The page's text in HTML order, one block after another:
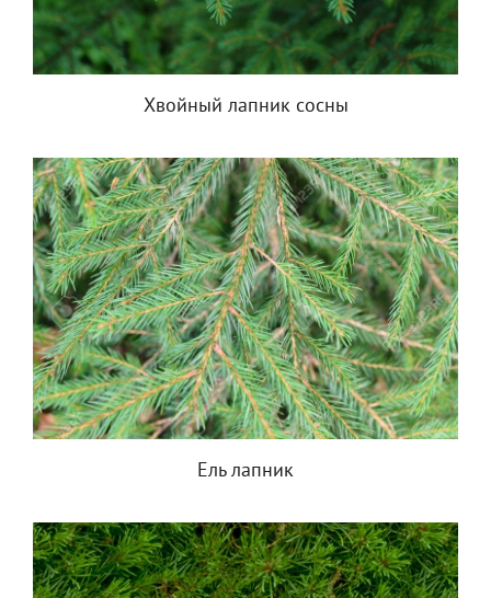
Хвойный лапник сосны
Ель лапник